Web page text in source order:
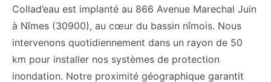
Collad’eau est implanté au 866 Avenue Marechal Juin
à Nîmes (30900), au cœur du bassin nîmois. Nous
intervenons quotidiennement dans un rayon de 50
km pour installer nos systèmes de protection
inondation. Notre proximité géographique garantit